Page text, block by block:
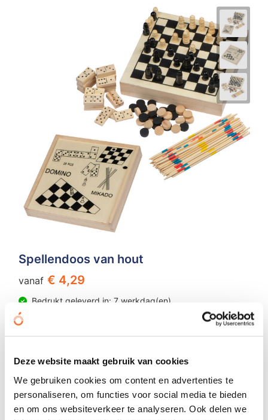
Deze website maakt gebruik van cookies
We gebruiken cookies om content en advertenties te
personaliseren, om functies voor social media te bieden
en om ons websiteverkeer te analyseren. Ook delen we
Spellendoos van hout
vanaf € 4,29
Bedrukt geleverd in: 7 werkdag(en)